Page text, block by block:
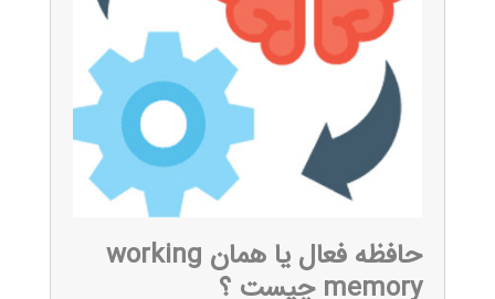
حافظه فعال یا همان working
memory چیست ؟